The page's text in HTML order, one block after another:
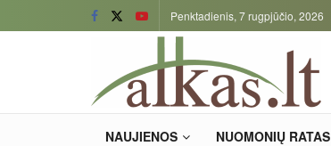
Penktadienis, 7 rugpjūčio, 2026
NAUJIENOS NUOMONIŲ RATAS